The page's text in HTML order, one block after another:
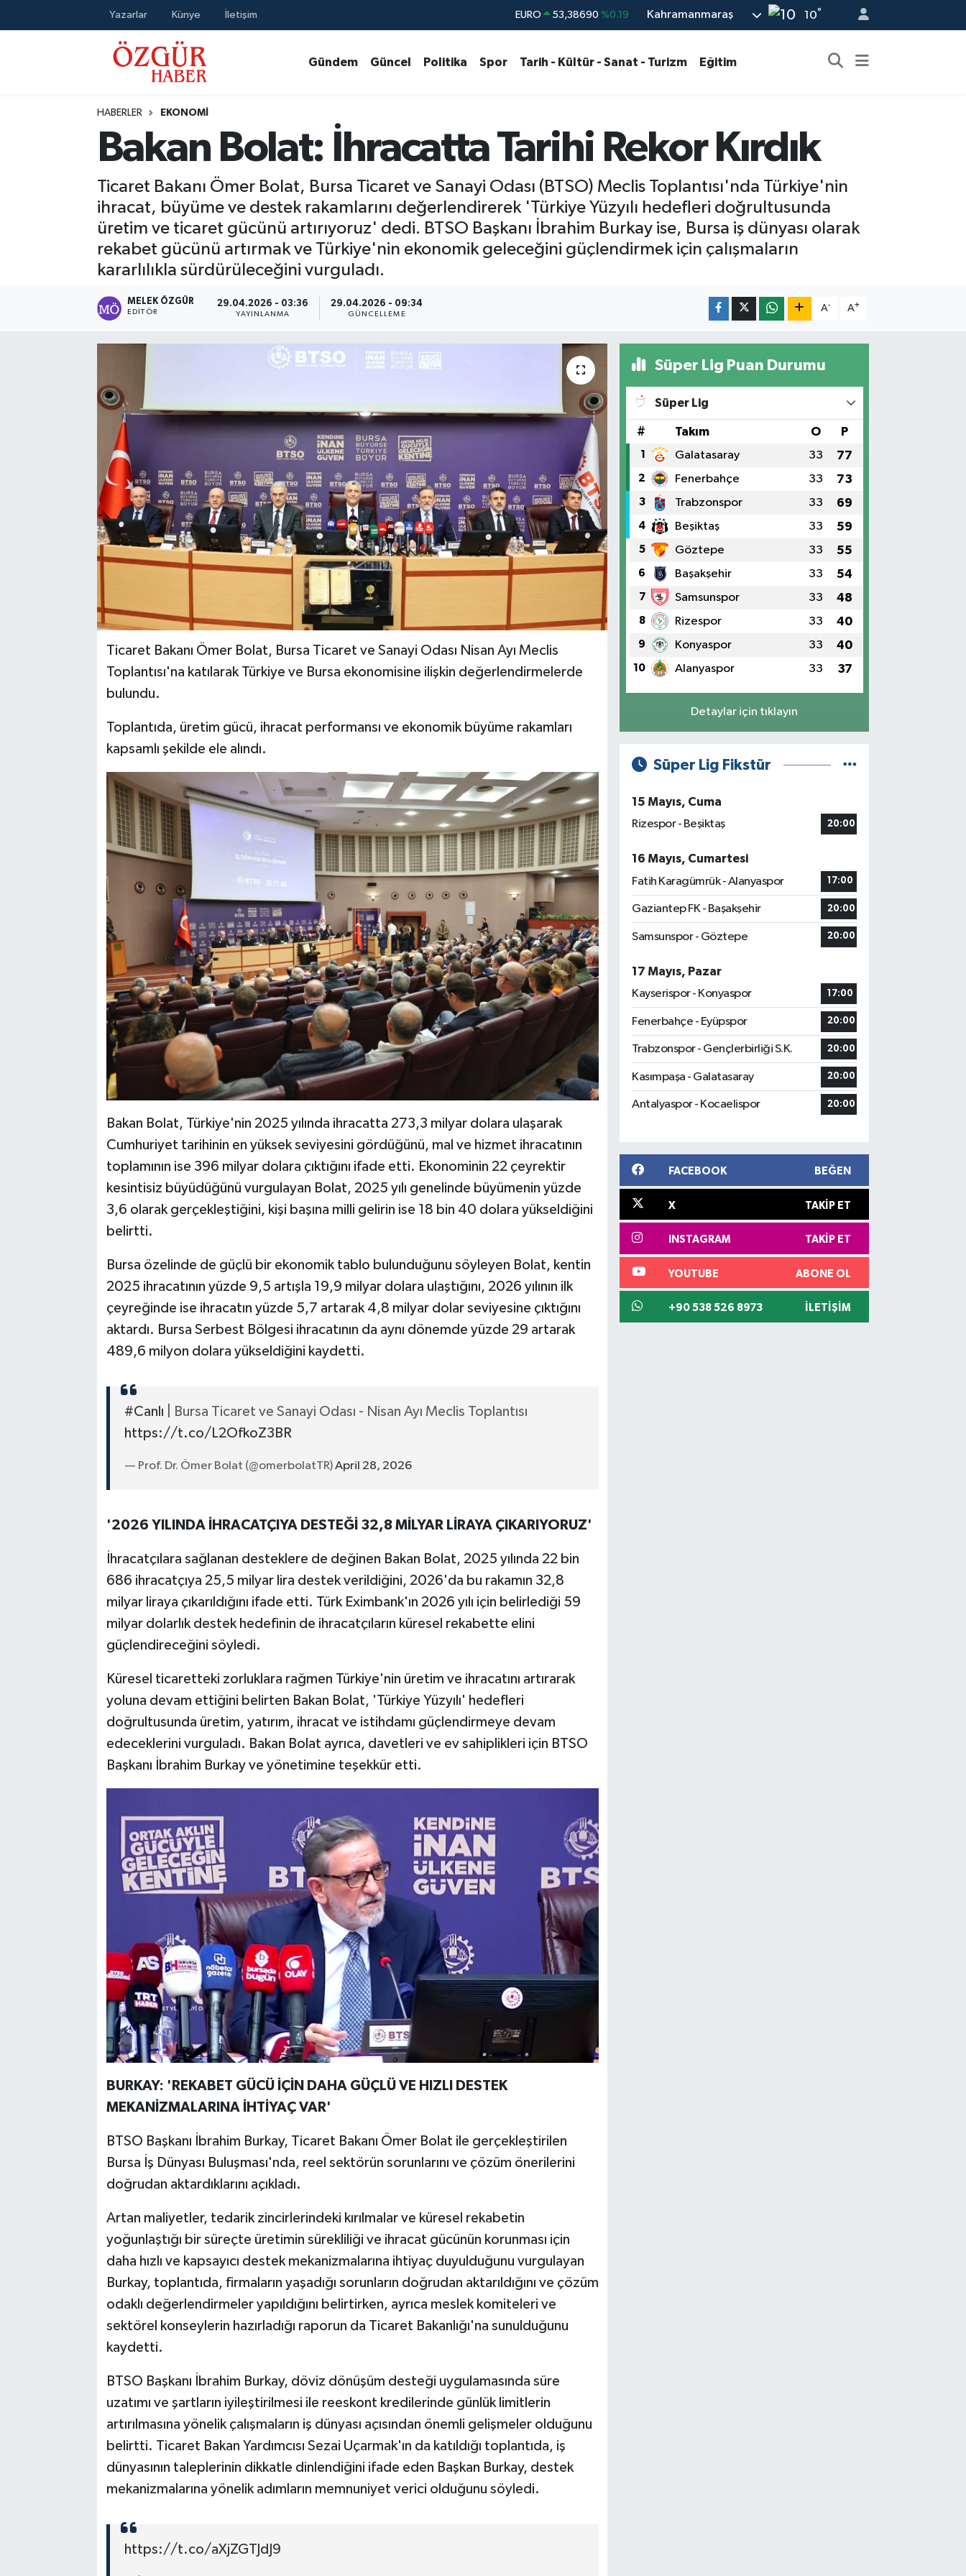
Yazarlar Künye İletişim STERLİN 61,60380 %0.18
BİST100 14.598,00 %0
EURO 53,38690 %0.19
Kahramanmaraş 10°
Gündem Güncel Politika Spor Tarih - Kültür - Sanat - Turizm Eğitim
HABERLER EKONOMI
Bakan Bolat: İhracatta Tarihi Rekor Kırdık
Ticaret Bakanı Ömer Bolat, Bursa Ticaret ve Sanayi Odası (BTSO) Meclis Toplantısı'nda Türkiye'nin
ihracat, büyüme ve destek rakamlarını değerlendirerek 'Türkiye Yüzyılı hedefleri doğrultusunda
üretim ve ticaret gücünü artırıyoruz' dedi. BTSO Başkanı İbrahim Burkay ise, Bursa iş dünyası olarak
rekabet gücünü artırmak ve Türkiye'nin ekonomik geleceğini güçlendirmek için çalışmaların
kararlılıkla sürdürüleceğini vurguladı.
MELEK ÖZGÜR
EDITÖR
29.04.2026 - 03:36
YAYINLANMA
29.04.2026 - 09:34
GÜNCELLEME
A- A+
Ticaret Bakanı Ömer Bolat, Bursa Ticaret ve Sanayi Odası Nisan Ayı Meclis
Toplantısı'na katılarak Türkiye ve Bursa ekonomisine ilişkin değerlendirmelerde
bulundu.
Toplantıda, üretim gücü, ihracat performansı ve ekonomik büyüme rakamları
kapsamlı şekilde ele alındı.
Bakan Bolat, Türkiye'nin 2025 yılında ihracatta 273,3 milyar dolara ulaşarak
Cumhuriyet tarihinin en yüksek seviyesini gördüğünü, mal ve hizmet ihracatının
toplamının ise 396 milyar dolara çıktığını ifade etti. Ekonominin 22 çeyrektir
kesintisiz büyüdüğünü vurgulayan Bolat, 2025 yılı genelinde büyümenin yüzde
3,6 olarak gerçekleştiğini, kişi başına milli gelirin ise 18 bin 40 dolara yükseldiğini
belirtti.
Bursa özelinde de güçlü bir ekonomik tablo bulunduğunu söyleyen Bolat, kentin
2025 ihracatının yüzde 9,5 artışla 19,9 milyar dolara ulaştığını, 2026 yılının ilk
çeyreğinde ise ihracatın yüzde 5,7 artarak 4,8 milyar dolar seviyesine çıktığını
aktardı. Bursa Serbest Bölgesi ihracatının da aynı dönemde yüzde 29 artarak
489,6 milyon dolara yükseldiğini kaydetti.
#Canlı | Bursa Ticaret ve Sanayi Odası - Nisan Ayı Meclis Toplantısı
https://t.co/L2OfkoZ3BR
— Prof. Dr. Ömer Bolat (@omerbolatTR)April 28, 2026
'2026 YILINDA İHRACATÇIYA DESTEĞİ 32,8 MİLYAR LİRAYA ÇIKARIYORUZ'
İhracatçılara sağlanan desteklere de değinen Bakan Bolat, 2025 yılında 22 bin
686 ihracatçıya 25,5 milyar lira destek verildiğini, 2026'da bu rakamın 32,8
milyar liraya çıkarıldığını ifade etti. Türk Eximbank'ın 2026 yılı için belirlediği 59
milyar dolarlık destek hedefinin de ihracatçıların küresel rekabette elini
güçlendireceğini söyledi.
Küresel ticaretteki zorluklara rağmen Türkiye'nin üretim ve ihracatını artırarak
yoluna devam ettiğini belirten Bakan Bolat, 'Türkiye Yüzyılı' hedefleri
doğrultusunda üretim, yatırım, ihracat ve istihdamı güçlendirmeye devam
edeceklerini vurguladı. Bakan Bolat ayrıca, davetleri ve ev sahiplikleri için BTSO
Başkanı İbrahim Burkay ve yönetimine teşekkür etti.
BURKAY: 'REKABET GÜCÜ İÇİN DAHA GÜÇLÜ VE HIZLI DESTEK
MEKANİZMALARINA İHTİYAÇ VAR'
BTSO Başkanı İbrahim Burkay, Ticaret Bakanı Ömer Bolat ile gerçekleştirilen
Bursa İş Dünyası Buluşması'nda, reel sektörün sorunlarını ve çözüm önerilerini
doğrudan aktardıklarını açıkladı.
Artan maliyetler, tedarik zincirlerindeki kırılmalar ve küresel rekabetin
yoğunlaştığı bir süreçte üretimin sürekliliği ve ihracat gücünün korunması için
daha hızlı ve kapsayıcı destek mekanizmalarına ihtiyaç duyulduğunu vurgulayan
Burkay, toplantıda, firmaların yaşadığı sorunların doğrudan aktarıldığını ve çözüm
odaklı değerlendirmeler yapıldığını belirtirken, ayrıca meslek komiteleri ve
sektörel konseylerin hazırladığı raporun da Ticaret Bakanlığı'na sunulduğunu
kaydetti.
BTSO Başkanı İbrahim Burkay, döviz dönüşüm desteği uygulamasında süre
uzatımı ve şartların iyileştirilmesi ile reeskont kredilerinde günlük limitlerin
artırılmasına yönelik çalışmaların iş dünyası açısından önemli gelişmeler olduğunu
belirtti. Ticaret Bakan Yardımcısı Sezai Uçarmak'ın da katıldığı toplantıda, iş
dünyasının taleplerinin dikkatle dinlendiğini ifade eden Başkan Burkay, destek
mekanizmalarına yönelik adımların memnuniyet verici olduğunu söyledi.
https://t.co/aXjZGTJdJ9
Süper Lig Puan Durumu
Süper Lig
# Takım O P
1 Galatasaray 33 77
2 Fenerbahçe 33 73
3 Trabzonspor 33 69
4 Beşiktaş 33 59
5 Göztepe 33 55
6 Başakşehir 33 54
7 Samsunspor 33 48
8 Rizespor 33 40
9 Konyaspor 33 40
10 Alanyaspor 33 37
Detaylar için tıklayın
Süper Lig Fikstür
15 Mayıs, Cuma
Rizespor - Beşiktaş
20:00
16 Mayıs, Cumartesi
Fatih Karagümrük - Alanyaspor
17:00
Gaziantep FK - Başakşehir 20:00
Samsunspor - Göztepe 20:00
17 Mayıs, Pazar
Kayserispor - Konyaspor
17:00
Fenerbahçe - Eyüpspor 20:00
Trabzonspor - Gençlerbirliği S.K. 20:00
Kasımpaşa - Galatasaray 20:00
Antalyaspor - Kocaelispor 20:00
FACEBOOK BEĞEN
X TAKIP ET
INSTAGRAM TAKIP ET
YOUTUBE ABONE OL
+90 538 526 8973 İLETIŞIM
MODA - GÜZELLİK
Tarih - Kültür - Sanat - Turizm
Nöbetçi Eczaneler
Trafik Durumu
Süper Lig Puan Durumu ve Fikstür
Tüm Manşetler
Son Dakika Haberleri
Haber Arşivi